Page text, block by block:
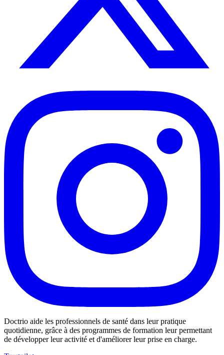
Doctrio aide les professionnels de santé dans leur pratique
quotidienne, grâce à des programmes de formation leur permettant
de développer leur activité et d'améliorer leur prise en charge.